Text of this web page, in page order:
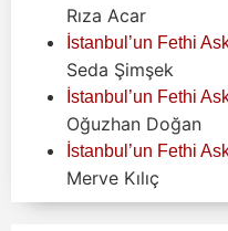
Rıza Acar
İstanbul’un Fethi
Seda Şimşek
İstanbul’un Fethi
Oğuzhan Doğan
İstanbul’un Fethi
Merve Kılıç